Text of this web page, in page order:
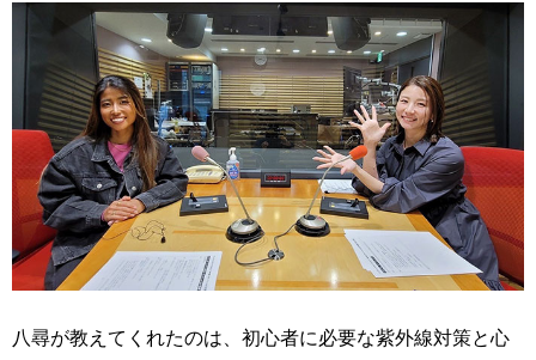
八尋が教えてくれたのは、初心者に必要な紫外線対策と心